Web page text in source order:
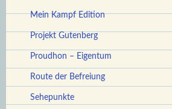
Mein Kampf Edition
Projekt Gutenberg
Proudhon – Eigentum
Route der Befreiung
Sehepunkte